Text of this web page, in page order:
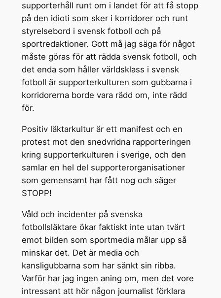
supporterhåll runt om i landet för att få stopp
på den idioti som sker i korridorer och runt
styrelsebord i svensk fotboll och på
sportredaktioner. Gott må jag säga för något
måste göras för att rädda svensk fotboll, och
det enda som håller världsklass i svensk
fotboll är supporterkulturen som gubbarna i
korridorerna borde vara rädd om, inte rädd
för.
Positiv läktarkultur är ett manifest och en
protest mot den snedvridna rapporteringen
kring supporterkulturen i sverige, och den
samlar en hel del supporterorganisationer
som gemensamt har fått nog och säger
STOPP!
Våld och incidenter på svenska
fotbollsläktare ökar faktiskt inte utan tvärt
emot bilden som sportmedia målar upp så
minskar det. Det är media och
kansligubbarna som har sänkt sin ribba.
Varför har jag ingen aning om, men det vore
intressant att hör någon journalist förklara